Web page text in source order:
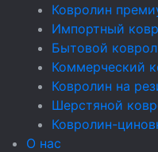
Ковролин
Импортный
Бытовой
Коммерческий
Ковролин на
Шерстяной
Ковролин-
О нас